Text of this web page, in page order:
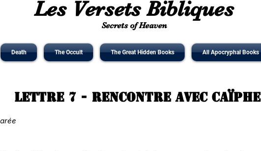
Les Versets Bibliques
Secrets of Heaven
Death The Occult The Great Hidden Books All Apocryphal Books
Lettre 7 - Rencontre avec Caïphe